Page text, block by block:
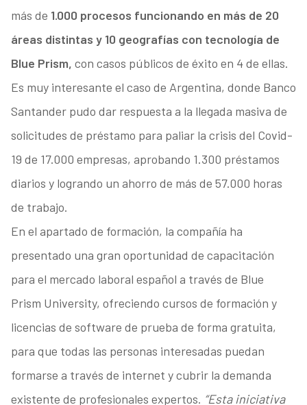
más de 1.000 procesos funcionando en más de 20
áreas distintas y 10 geografías con tecnología de
Blue Prism, con casos públicos de éxito en 4 de ellas.
Es muy interesante el caso de Argentina, donde Banco
Santander pudo dar respuesta a la llegada masiva de
solicitudes de préstamo para paliar la crisis del Covid-
19 de 17.000 empresas, aprobando 1.300 préstamos
diarios y logrando un ahorro de más de 57.000 horas
de trabajo.
En el apartado de formación, la compañía ha
presentado una gran oportunidad de capacitación
para el mercado laboral español a través de Blue
Prism University, ofreciendo cursos de formación y
licencias de software de prueba de forma gratuita,
para que todas las personas interesadas puedan
formarse a través de internet y cubrir la demanda
existente de profesionales expertos. “Esta iniciativa